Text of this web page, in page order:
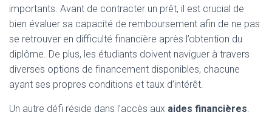
importants. Avant de contracter un prêt, il est crucial de
bien évaluer sa capacité de remboursement afin de ne pas
se retrouver en difficulté financière après l’obtention du
diplôme. De plus, les étudiants doivent naviguer à travers
diverses options de financement disponibles, chacune
ayant ses propres conditions et taux d’intérêt.
Un autre défi réside dans l’accès aux aides financières.